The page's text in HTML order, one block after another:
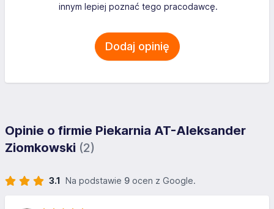
innym lepiej poznać tego pracodawcę.
Dodaj opinię
Opinie o firmie Piekarnia AT-Aleksander
Ziomkowski (2)
3.1 Na podstawie 9 ocen z Google.